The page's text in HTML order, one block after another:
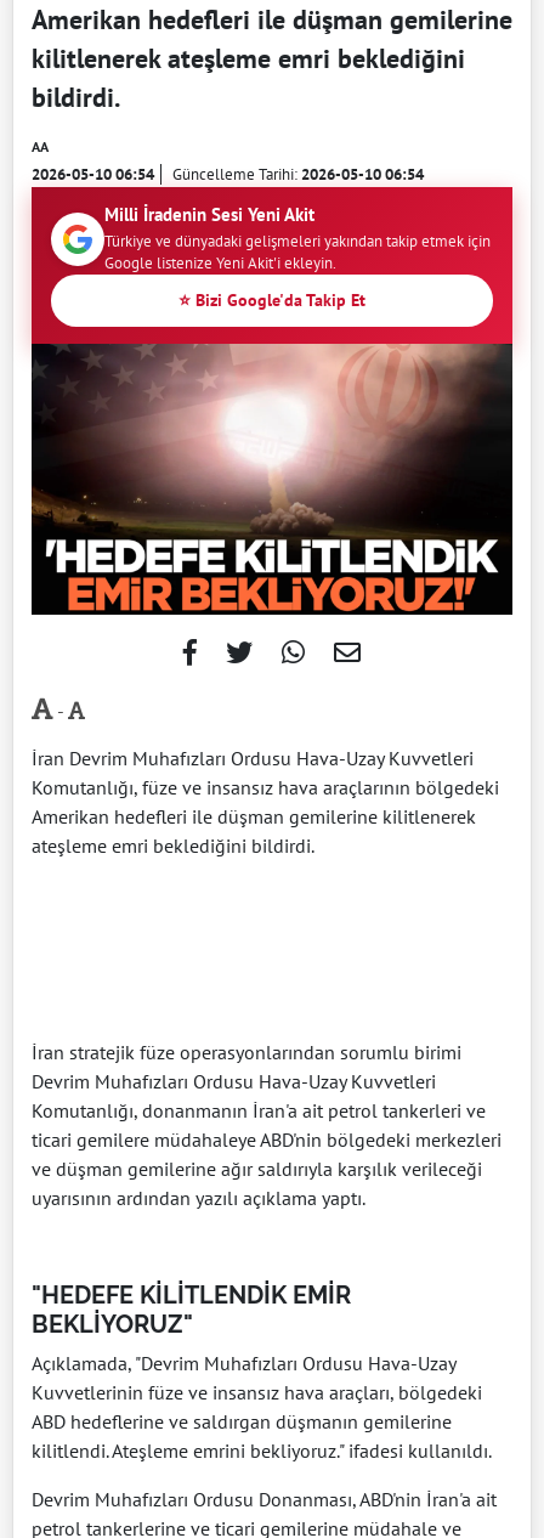
Amerikan hedefleri ile düşman gemilerine
kilitlenerek ateşleme emri beklediğini
bildirdi.
AA
2026-05-10 06:54 Güncelleme Tarihi:2026-05-10 06:54
Milli İradenin Sesi Yeni Akit
Türkiye ve dünyadaki gelişmeleri yakından takip etmek için
Google listenize Yeni Akit'i ekleyin.
⭐ Bizi Google'da Takip Et
-
İran Devrim Muhafızları Ordusu Hava-Uzay Kuvvetleri
Komutanlığı, füze ve insansız hava araçlarının bölgedeki
Amerikan hedefleri ile düşman gemilerine kilitlenerek
ateşleme emri beklediğini bildirdi.
İran stratejik füze operasyonlarından sorumlu birimi
Devrim Muhafızları Ordusu Hava-Uzay Kuvvetleri
Komutanlığı, donanmanın İran'a ait petrol tankerleri ve
ticari gemilere müdahaleye ABD'nin bölgedeki merkezleri
ve düşman gemilerine ağır saldırıyla karşılık verileceği
uyarısının ardından yazılı açıklama yaptı.
"HEDEFE KİLİTLENDİK EMİR
BEKLİYORUZ"
Açıklamada, "Devrim Muhafızları Ordusu Hava-Uzay
Kuvvetlerinin füze ve insansız hava araçları, bölgedeki
ABD hedeflerine ve saldırgan düşmanın gemilerine
kilitlendi. Ateşleme emrini bekliyoruz." ifadesi kullanıldı.
Devrim Muhafızları Ordusu Donanması, ABD'nin İran'a ait
petrol tankerlerine ve ticari gemilerine müdahale ve